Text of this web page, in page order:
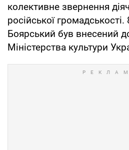
колективне звернення
російської
Боярський був внесений
Міністерства культури